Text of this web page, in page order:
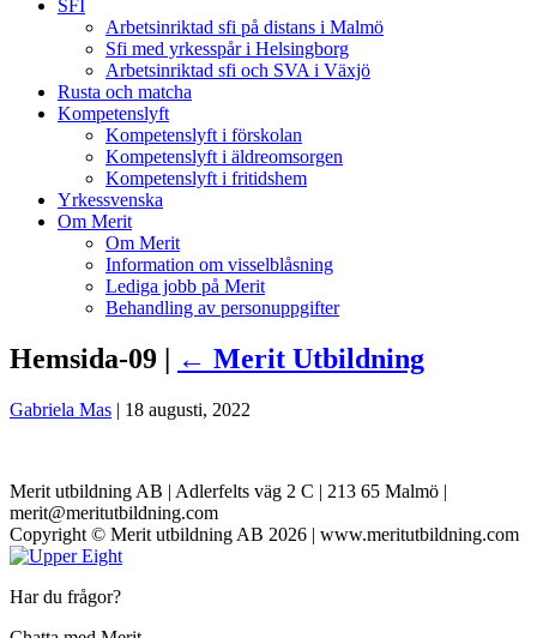
SFI
Arbetsinriktad sfi på distans i Malmö
Sfi med yrkesspår i Helsingborg
Arbetsinriktad sfi och SVA i Växjö
Rusta och matcha
Kompetenslyft
Kompetenslyft i förskolan
Kompetenslyft i äldreomsorgen
Kompetenslyft i fritidshem
Yrkessvenska
Om Merit
Om Merit
Information om visselblåsning
Lediga jobb på Merit
Behandling av personuppgifter
Hemsida-09 | ← Merit Utbildning
Gabriela Mas | 18 augusti, 2022
Merit utbildning AB | Adlerfelts väg 2 C | 213 65 Malmö |
merit@meritutbildning.com
Copyright © Merit utbildning AB 2026 | www.meritutbildning.com
Har du frågor?